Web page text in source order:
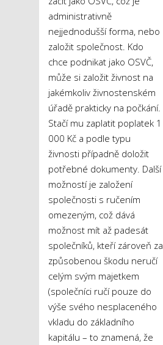
administrativně
nejjednodušší forma, nebo
založit společnost. Kdo
chce podnikat jako OSVČ,
může si založit živnost na
jakémkoliv živnostenském
úřadě prakticky na počkání.
Stačí mu zaplatit poplatek 1
000 Kč a podle typu
živnosti případně doložit
potřebné dokumenty. Další
možností je založení
společnosti s ručením
omezeným, což dává
možnost mít až padesát
společníků, kteří zároveň za
způsobenou škodu neručí
celým svým majetkem
(společníci ručí pouze do
výše svého nesplaceného
vkladu do základního
kapitálu – to znamená, že